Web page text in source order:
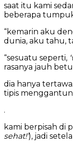
saat itu kami
beberapa
“kemarin aku
dunia, aku tahu,
“sesuatu seperti,
rasanya jauh
dia hanya
tipis
.
kami berpisah di
sehat!’), jadi